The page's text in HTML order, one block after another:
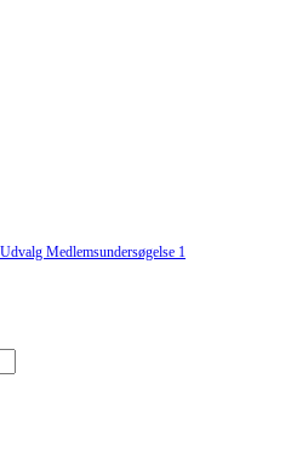
Medlemsundersøgelse 1